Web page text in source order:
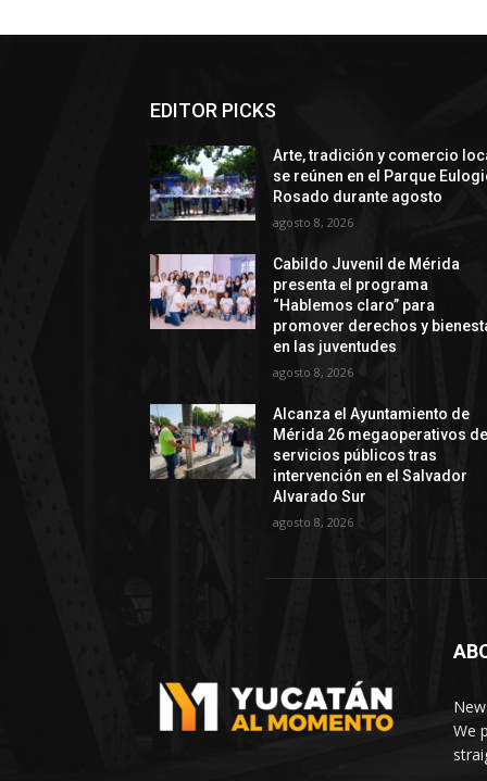
EDITOR PICKS
Arte, tradición y comercio
se reúnen en el Parque
Rosado durante agosto
agosto 8, 2026
Cabildo Juvenil de Mérida
presenta el programa
“Hablemos claro” para
promover derechos y
en las juventudes
agosto 8, 2026
Alcanza el Ayuntamiento de
Mérida 26 megaoperativos
servicios públicos tras
intervención en el Salvador
Alvarado Sur
agosto 8, 2026
We